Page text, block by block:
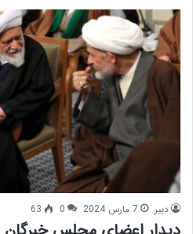
دبیر 7 مارس 2024 0
63